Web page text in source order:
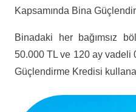
Kapsamında Bina
Binadaki her bağımsız
50.000 TL ve 120 ay vadeli
Güçlendirme Kredisi